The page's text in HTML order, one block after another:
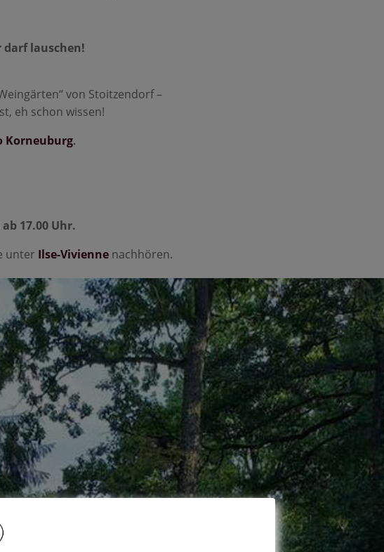
darf lauschen!
von Stoitzendorf –
eh schon wissen!
Korneuburg.
17.00 Uhr.
unter Ilse-Vivienne nachhören.